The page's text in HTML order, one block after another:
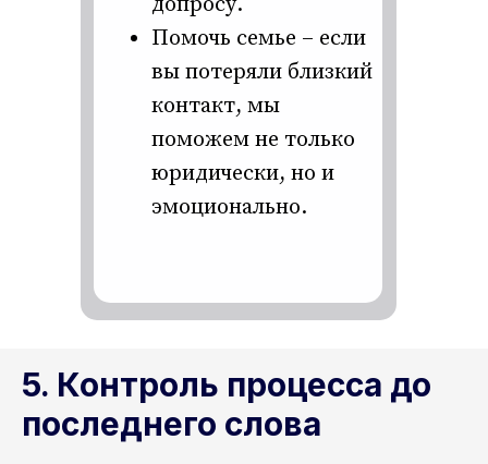
Помочь семье – если
вы потеряли близкий
контакт, мы
поможем не только
юридически, но и
эмоционально.
5. Контроль процесса до
последнего слова